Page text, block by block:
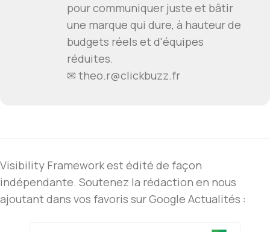
pour communiquer juste et bâtir
une marque qui dure, à hauteur de
budgets réels et d'équipes
réduites.
✉ theo.r@clickbuzz.fr
Visibility Framework est édité de façon
indépendante. Soutenez la rédaction en nous
ajoutant dans vos favoris sur Google Actualités :